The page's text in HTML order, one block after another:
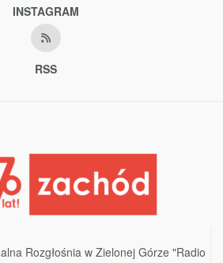
INSTAGRAM
RSS
Rozgłośnia w Zielonej Górze "Radio